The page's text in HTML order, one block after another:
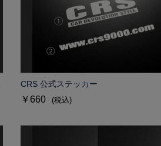
CRS 公式ステッカー
￥660 (税込)